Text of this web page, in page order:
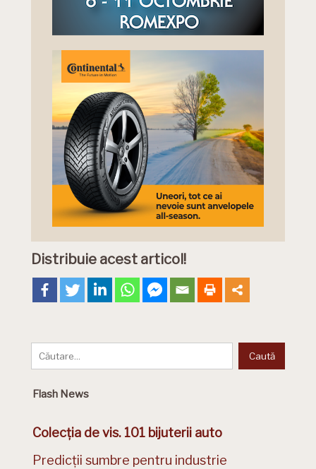
Distribuie acest articol!
Flash News
Colecția de vis. 101 bijuterii auto
Predicții sumbre pentru industrie